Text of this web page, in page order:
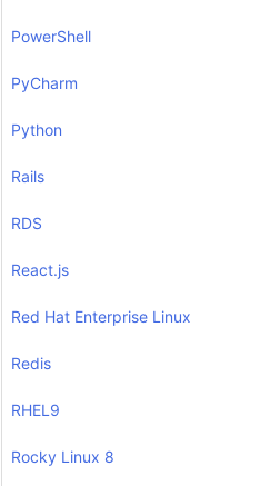
PowerShell
PyCharm
Python
Rails
RDS
React.js
Red Hat Enterprise Linux
Redis
RHEL9
Rocky Linux 8